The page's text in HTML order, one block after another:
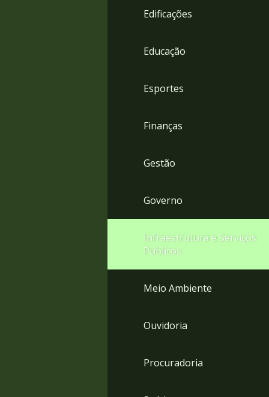
Edificações
Educação
Esportes
Finanças
Gestão
Governo
Infraestrutura e Serviços
Públicos
Meio Ambiente
Ouvidoria
Procuradoria